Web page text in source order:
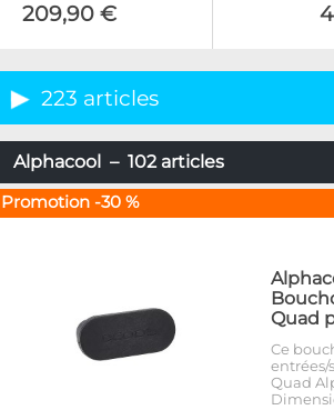
209,90 €
223 articles
Alphacool – 102 articles
Promotion -30 %
Quad
Ce
entrées/
Quad